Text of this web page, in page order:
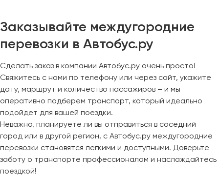
Заказывайте междугородние
перевозки в Автобус.ру
Сделать заказ в компании Автобус.ру очень просто!
Свяжитесь с нами по телефону или через сайт, укажите
дату, маршрут и количество пассажиров – и мы
оперативно подберем транспорт, который идеально
подойдет для вашей поездки.
Неважно, планируете ли вы отправиться в соседний
город или в другой регион, с Автобус.ру междугородние
перевозки становятся легкими и доступными. Доверьте
заботу о транспорте профессионалам и наслаждайтесь
поездкой!